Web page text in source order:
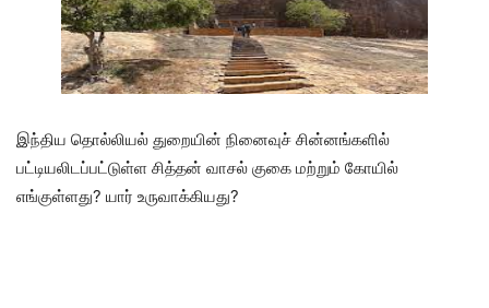
இந்திய தொல்லியல் துறையின் நினைவுச் சின்னங்களில்
பட்டியலிடப்பட்டுள்ள சித்தன் வாசல் குகை மற்றும் கோயில்
எங்குள்ளது? யார் உருவாக்கியது?